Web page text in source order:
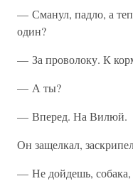
— Сманул, падло, а
один?
— За проволоку. К
— А ты?
— Вперед. На Вилюй.
Он защелкал,
— Не дойдешь,